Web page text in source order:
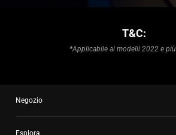
T&C:
*Applicabile ai modelli 2022 e
Negozio
Esplora